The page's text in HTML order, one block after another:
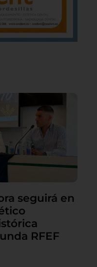
seguirá en
RFEF